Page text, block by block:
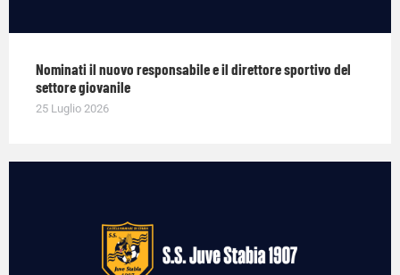
Nominati il nuovo responsabile e il direttore sportivo del
settore giovanile
25 Luglio 2026